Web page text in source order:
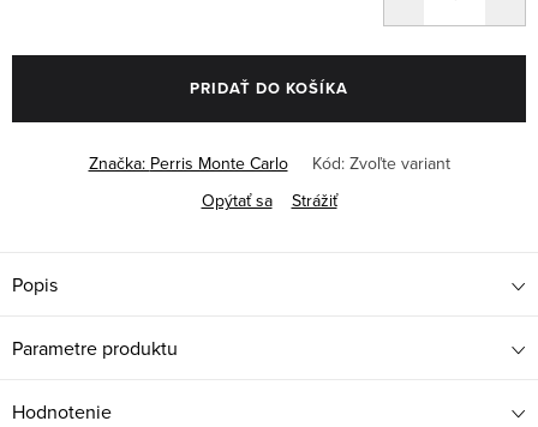
PRIDAŤ DO KOŠÍKA
Značka: Perris Monte Carlo Kód: Zvoľte variant
Opýtať sa
Strážiť
Popis
Parametre produktu
Hodnotenie